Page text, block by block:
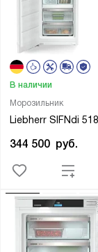
Морозильник
Liebherr SIFNdi
В наличии
344 500 руб.